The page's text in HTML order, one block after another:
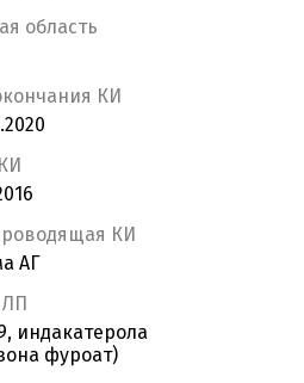
область
КИ
КИ
АГ
индакатерола
фуроат)